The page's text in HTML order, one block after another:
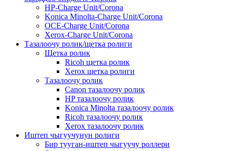
HP-Charge Unit/Corona
Konica Minolta-Charge Unit/Corona
OCE-Charge Unit/Corona
Xerox-Charge Unit/Corona
Тазалоочу ролик/щетка ролиги
Щетка ролик
Ricoh щетка ролик
Xerox щетка ролиги
Тазалоочу ролик
Canon тазалоочу ролик
HP тазалоочу ролик
Konica Minolta тазалоочу ролик
Ricoh тазалоочу ролик
Xerox тазалоочу ролик
Иштеп чыгуучунун ролиги
Бир тууган-иштеп чыгуучу роллери